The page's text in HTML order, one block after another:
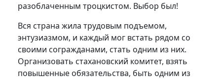
разоблаченным троцкистом. Выбор был!
Вся страна жила трудовым подъемом,
энтузиазмом, и каждый мог встать рядом со
своими согражданами, стать одним из них.
Организовать стахановский комитет, взять
повышенные обязательства, быть одним из